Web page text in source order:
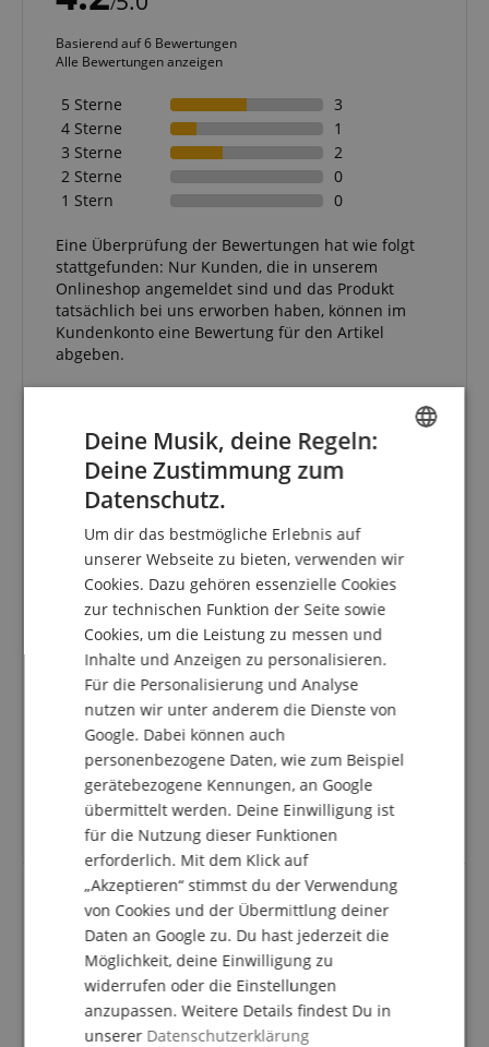
/
Basierend auf 6 Bewertungen
Alle Bewertungen anzeigen
5 Sterne
3
4 Sterne
1
3 Sterne
2
2 Sterne
0
1 Stern
0
Eine Überprüfung der Bewertungen hat wie folgt
stattgefunden: Nur Kunden, die in unserem
Onlineshop angemeldet sind und das Produkt
tatsächlich bei uns erworben haben, können im
Kundenkonto eine Bewertung für den Artikel
abgeben.
Guter Klang ..... - aber in Sachen Verarbeitung
muss Ortega nachlegen.
Bewertung vonThomasvom 07.05.2019
verifizierter Kauf
Die leider nur auf dem ersten Blick sauber
verarbeitete Ukulele offenbarte diverse
produktionsbedingte Mängel, von denen man manche
nicht korrigieren kann. Einen scharfkantigen
Obersattel, trocknungsbedingte scharfe Kanten an
der Brücke und besonders an der Bundierung kann
man ja noch selber bearbeiten, aber ein ab Werk
falsch, also nicht mittig, gesetzter Bundmarkierungs-
Dot am Halsrand ist nicht wirklich toll anzusehen und
wirkt einfach schnell und billig gemacht.
Der Klang war o.k. Habe Ortega in der "Ü-100€-Klasse"
schon etwas mehr zugetraut und habe sie erstmal
retouniert.
gefällt mir sehr
Bewertung vonChristinevom 29.12.2018
verifizierter Kauf
ist alles in einem einwandfreien zustand,
unbeschädigt und noch vor weihnachten verschickt
FRENCH
ITALIAN
SPANISH
Deine Musik, deine Regeln:
Deine Zustimmung zum
Datenschutz.
Um dir das bestmögliche Erlebnis auf
unserer Webseite zu bieten, verwenden wir
Cookies. Dazu gehören essenzielle Cookies
zur technischen Funktion der Seite sowie
Cookies, um die Leistung zu messen und
Inhalte und Anzeigen zu personalisieren.
Für die Personalisierung und Analyse
nutzen wir unter anderem die Dienste von
Google. Dabei können auch
personenbezogene Daten, wie zum Beispiel
gerätebezogene Kennungen, an Google
übermittelt werden. Deine Einwilligung ist
für die Nutzung dieser Funktionen
erforderlich. Mit dem Klick auf
„Akzeptieren“ stimmst du der Verwendung
von Cookies und der Übermittlung deiner
Daten an Google zu. Du hast jederzeit die
Möglichkeit, deine Einwilligung zu
widerrufen oder die Einstellungen
anzupassen. Weitere Details findest Du in
unserer Datenschutzerklärung